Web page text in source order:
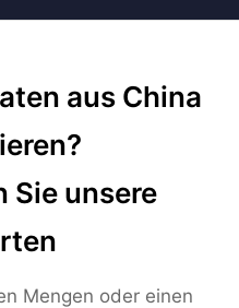
aus China
Sie unsere
Mengen oder einen